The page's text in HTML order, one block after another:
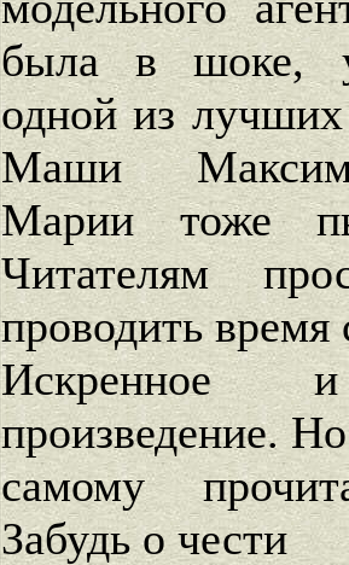
была в шоке,
одной из
Маши
Марии тоже
Читателям
проводить время
Искренное и
произведение.
самому
Забудь о чести